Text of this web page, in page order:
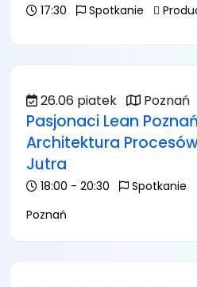
17:30 Spotkanie
26.06 piatek Poznań
Pasjonaci Lean
Architektura
Jutra
18:00 - 20:30 Spotkanie
Poznań